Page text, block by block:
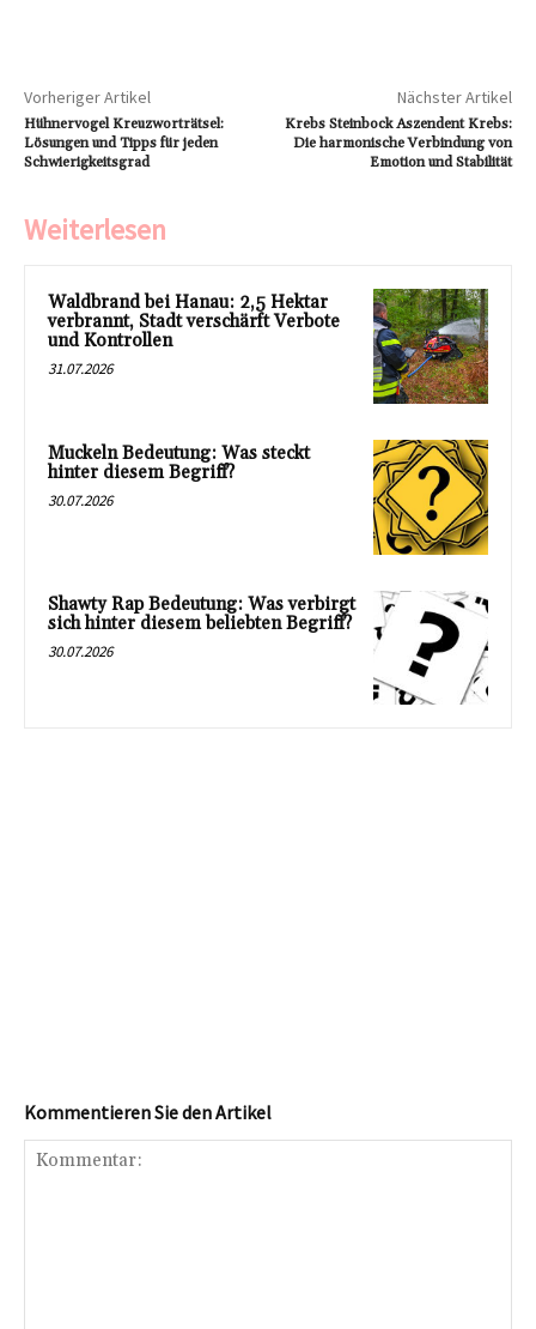
Vorheriger Artikel
Hühnervogel Kreuzworträtsel:
Lösungen und Tipps für jeden
Schwierigkeitsgrad
Nächster Artikel
Krebs Steinbock Aszendent Krebs:
Die harmonische Verbindung von
Emotion und Stabilität
Weiterlesen
Waldbrand bei Hanau: 2,5 Hektar
verbrannt, Stadt verschärft Verbote
und Kontrollen
31.07.2026
Muckeln Bedeutung: Was steckt
hinter diesem Begriff?
30.07.2026
Shawty Rap Bedeutung: Was verbirgt
sich hinter diesem beliebten Begriff?
30.07.2026
Kommentieren Sie den Artikel